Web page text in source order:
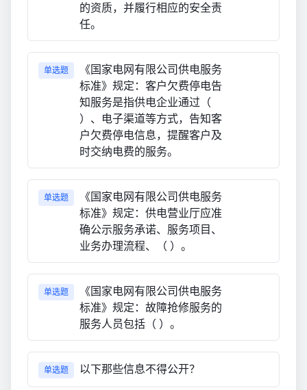
的资质，并履行相应的安全责
任。
单选题
《国家电网有限公司供电服务
标准》规定：客户欠费停电告
知服务是指供电企业通过（
）、电子渠道等方式，告知客
户欠费停电信息，提醒客户及
时交纳电费的服务。
单选题
《国家电网有限公司供电服务
标准》规定：供电营业厅应准
确公示服务承诺、服务项目、
业务办理流程、（ ）。
单选题
《国家电网有限公司供电服务
标准》规定：故障抢修服务的
服务人员包括（ ）。
单选题 以下那些信息不得公开？